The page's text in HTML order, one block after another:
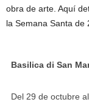
obra de arte. Aquí
la Semana Santa de
Basilica di San
Del 29 de octubre